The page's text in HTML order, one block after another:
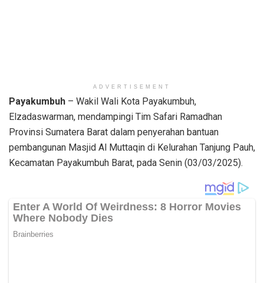
ADVERTISEMENT
Payakumbuh – Wakil Wali Kota Payakumbuh,
Elzadaswarman, mendampingi Tim Safari Ramadhan
Provinsi Sumatera Barat dalam penyerahan bantuan
pembangunan Masjid Al Muttaqin di Kelurahan Tanjung Pauh,
Kecamatan Payakumbuh Barat, pada Senin (03/03/2025).